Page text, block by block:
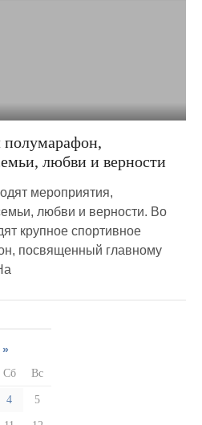
любви и верности
мероприятия,
любви и верности. Во
крупное спортивное
посвященный главному
»
Сб Вс
4 5